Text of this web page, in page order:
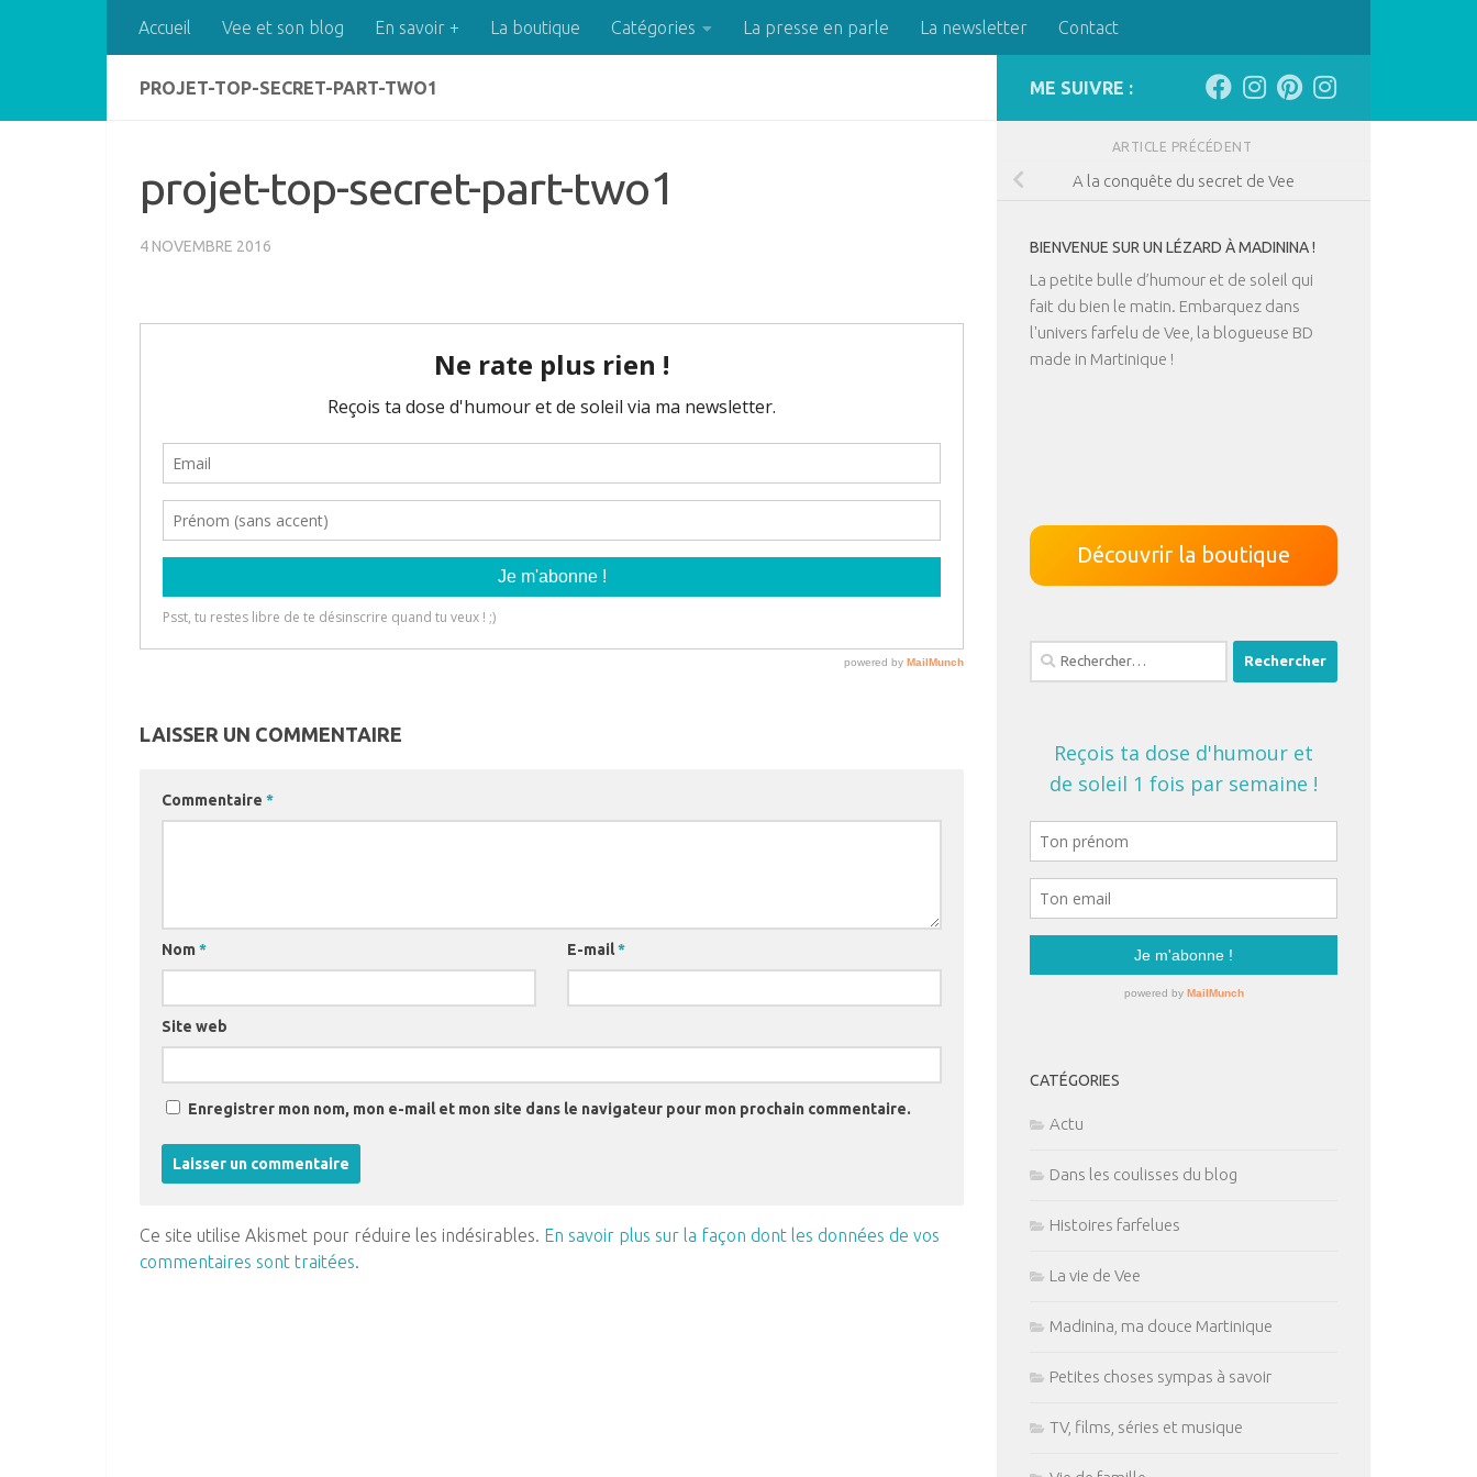
Skip to contentAccueil Vee et son blog En savoir + La boutique Catégories La presse en parle La newsletter Contact
PROJET-TOP-SECRET-PART-TWO1
projet-top-secret-part-two1
4 NOVEMBRE 2016
LAISSER UN COMMENTAIRE
Commentaire *
Nom * E-mail*
Site web
Enregistrer mon nom, mon e-mail et mon site dans le navigateur pour mon prochain commentaire.
Ce site utilise Akismet pour réduire les indésirables. En savoir plus sur la façon dont les données de vos
commentaires sont traitées.
ME SUIVRE :
ARTICLE PRÉCÉDENT
A la conquête du secret de Vee
BIENVENUE SUR UN LÉZARD À MADININA !
La petite bulle d’humour et de soleil qui
fait du bien le matin. Embarquez dans
l'univers farfelu de Vee, la blogueuse BD
made in Martinique !
Découvrir la boutique
Rechercher :
CATÉGORIES
Actu
Dans les coulisses du blog
Histoires farfelues
La vie de Vee
Madinina, ma douce Martinique
Petites choses sympas à savoir
TV, films, séries et musique